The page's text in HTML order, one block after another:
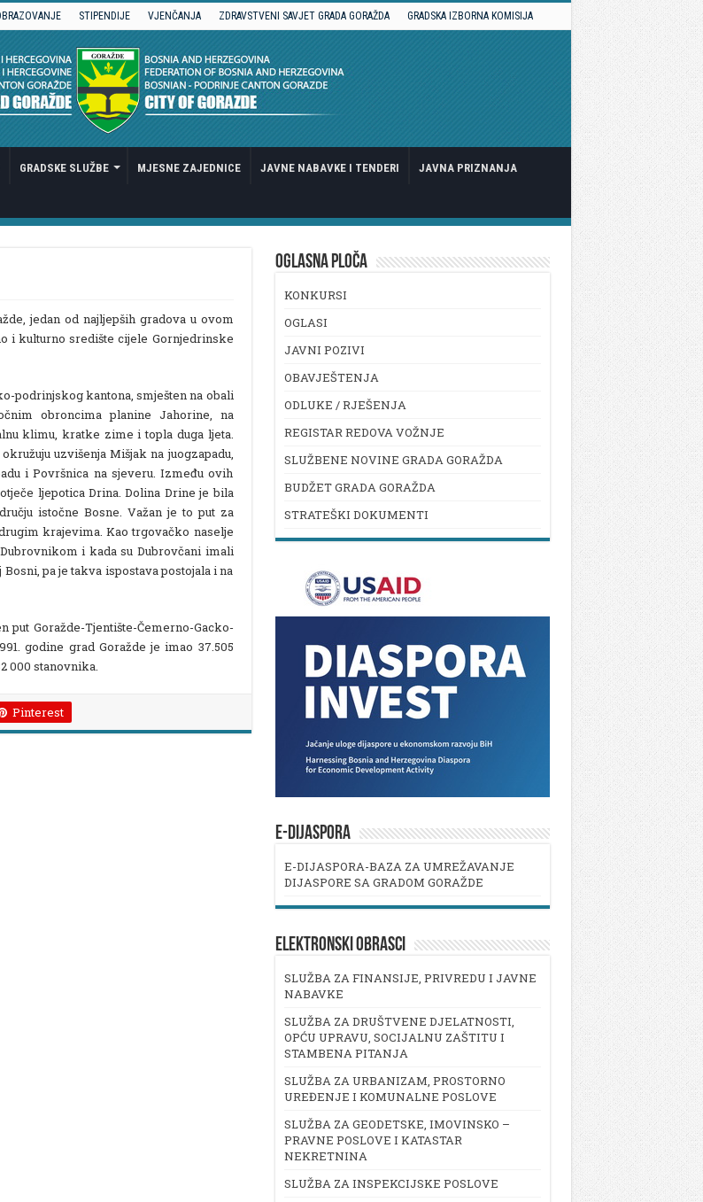
STIPENDIJE VJENČANJA ZDRAVSTVENI SAVJET GRADA GORAŽDA GRADSKA IZBORNA KOMISIJA
GRADSKE SLUŽBE MJESNE ZAJEDNICE JAVNE NABAVKE I TENDERI JAVNA PRIZNANJA
jedan od najljepših gradova u ovom
i kulturno središte cijele Gornjedrinske
podrinjskog kantona, smješten na obali
obroncima planine Jahorine, na
klimu, kratke zime i topla duga ljeta.
uzvišenja Mišjak na juogzapadu,
i Površnica na sjeveru. Između ovih
ljepotica Drina. Dolina Drine je bila
istočne Bosne. Važan je to put za
krajevima. Kao trgovačko naselje
i kada su Dubrovčani imali
pa je takva ispostava postojala i na
put Goražde-Tjentište-Čemerno-Gacko-
godine grad Goražde je imao 37.505
000 stanovnika.
Pinterest
OGLASNA PLOČA
KONKURSI
OGLASI
JAVNI POZIVI
OBAVJEŠTENJA
ODLUKE / RJEŠENJA
REGISTAR REDOVA VOŽNJE
SLUŽBENE NOVINE GRADA GORAŽDA
BUDŽET GRADA GORAŽDA
STRATEŠKI DOKUMENTI
E-DIJASPORA
E-DIJASPORA-BAZA ZA UMREŽAVANJE
DIJASPORE SA GRADOM GORAŽDE
ELEKTRONSKI OBRASCI
SLUŽBA ZA FINANSIJE, PRIVREDU I JAVNE
NABAVKE
SLUŽBA ZA DRUŠTVENE DJELATNOSTI,
OPĆU UPRAVU, SOCIJALNU ZAŠTITU I
STAMBENA PITANJA
SLUŽBA ZA URBANIZAM, PROSTORNO
UREĐENJE I KOMUNALNE POSLOVE
SLUŽBA ZA GEODETSKE, IMOVINSKO –
PRAVNE POSLOVE I KATASTAR
NEKRETNINA
SLUŽBA ZA INSPEKCIJSKE POSLOVE